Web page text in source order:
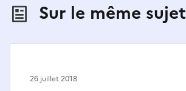
Sur le même sujet
26 juillet 2018